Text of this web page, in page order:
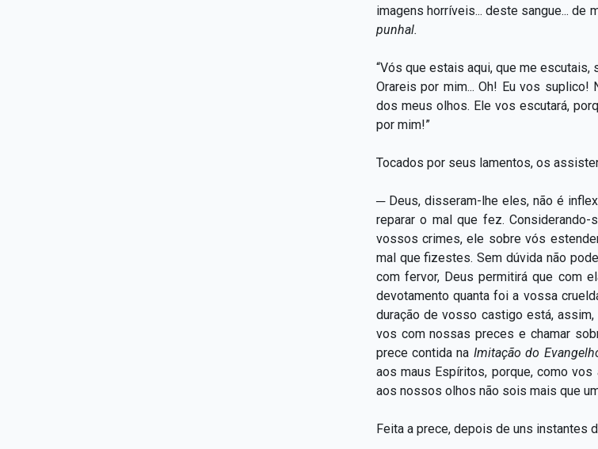
imagens horríveis... deste sangue... de
punhal.
“Vós que estais aqui, que me
Orareis por mim... Oh! Eu vos
dos meus olhos. Ele vos escutará,
por mim!”
Tocados por seus lamentos, os
─ Deus, disseram-lhe eles, não é
reparar o mal que fez.
vossos crimes, ele sobre vós
mal que fizestes. Sem dúvida não
com fervor, Deus permitirá que com
devotamento quanta foi a vossa
duração de vosso castigo está,
vos com nossas preces e chamar
prece contida na Imitação do
aos maus Espíritos, porque, como
aos nossos olhos não sois mais que
Feita a prece, depois de uns instantes